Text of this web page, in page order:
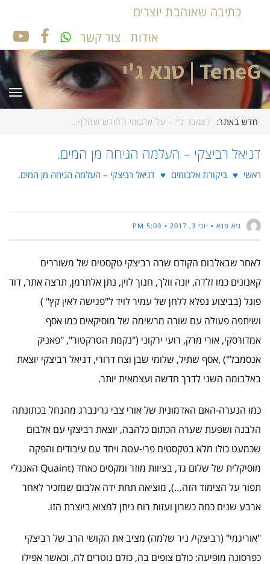
כתיבה שאוהבת יוצרים
אודות
צור קשר
TeneG | טנא ג'י
חדש באתר: דצמבר ג'י – על אלבומי החודש שחלף…
דניאל רביצקי – העלמה הגיחה מן המים.
ראשי ♥ ביקורת אלבומים ♥ דניאל רביצקי – העלמה הגיחה מן המים.
גיא טנא יוני 3, 2017 5:09 PM
לאחר שבאלבום הקודם שרה רביצקי טקסטים של משוררים
קאנונים כמו זלדה, יונה וולך, חנוך לוין, נתן אלתרמן, תרצה אתר, דוד
פוגל (בביצוע נפלא ללחן של עמיר לויד ל"פגישה לאין קץ" )
ושיתפה פעולה עם שורה מרשימה של מוסיקאים כמו אסף
אמדורסקי, אורי מרק, רועי ירקוני ("נקמת הטרקטור", "פאניק
אנסמבל") ,אסף שתיל, שלומי שבן וצח דרורי, דניאל רביצקי יוצאת
באלבומה השני לדרך חדשה ועצמאית יותר.
כמו הנערה-האם האדמונית של אורי צבי גרינברג מהנחל בכתונתה
הלבנה ושפעת שערה הכתום כלהבה, יוצאת רביצקי עם אלבום
שכמעט כולו מלא בטקסטים פרי-עטה ויחד עם עיבודים והפקה
מוסיקלית של שלום גד, בציוות מוזר ומקסים כאחד (Quaint האנגלי
תפור על הצימוד הזה…), מוציאה תחת ידה אלבום שמזכיר לאחר
ארבע שנים כמה כשרון ועזות רוח ניתן למצוא ביוצרת הזו.
"אוריגמי" (רביצקי/ ניר שלמה) מציב את הקושי הרב של רביצקי
כפרסונה מופיעה: כולם צופים בה, כולם נוטרים לה, וכאשר אפילו